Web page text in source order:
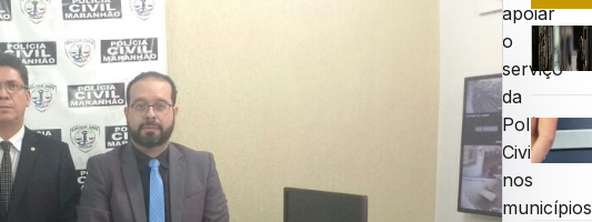
apoiar
o
serviço
da
Polícia
Civil
nos
municípios